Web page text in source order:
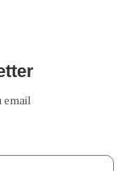
email